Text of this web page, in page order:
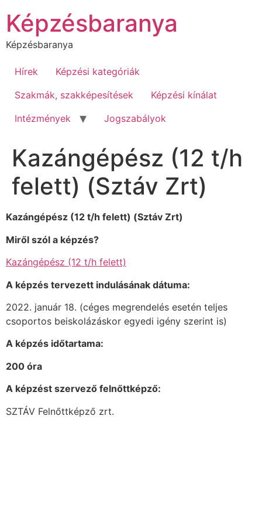
tartalomhoz
Képzésbaranya
Képzésbaranya
Hírek
Képzési kategóriák
Szakmák, szakképesítések
Képzési kínálat
Intézmények
Jogszabályok
Kazángépész (12 t/h
felett) (Sztáv Zrt)
Kazángépész (12 t/h felett) (Sztáv Zrt)
Miről szól a képzés?
Kazángépész (12 t/h felett)
A képzés tervezett indulásának dátuma:
2022. január 18. (céges megrendelés esetén teljes
csoportos beiskolázáskor egyedi igény szerint is)
A képzés időtartama:
200 óra
A képzést szervező felnőttképző:
SZTÁV Felnőttképző zrt.